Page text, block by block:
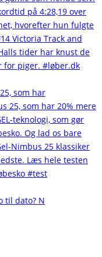
som har
til dato? N